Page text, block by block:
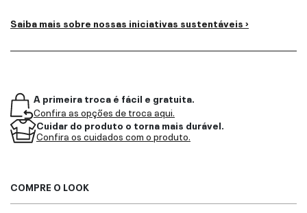
Saiba mais sobre nossas iniciativas sustentáveis ›
A primeira troca é fácil e gratuita.
Confira as opções de troca aqui.
Cuidar do produto o torna mais durável.
Confira os cuidados com o produto.
COMPRE O LOOK